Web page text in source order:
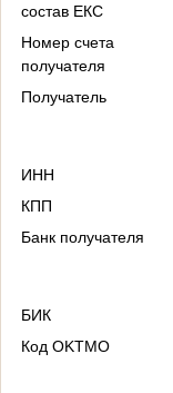
состав ЕКС
Номер счета
получателя
Получатель
ИНН
КПП
Банк получателя
БИК
Код OKTMO